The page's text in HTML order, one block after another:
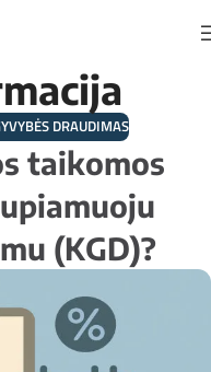
DRAUDIMAS
taikomos
(KGD)?